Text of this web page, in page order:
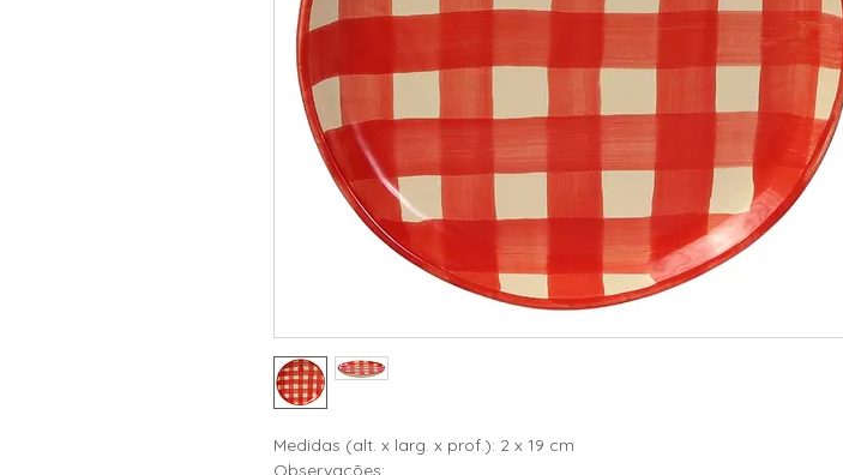
Medidas (alt. x larg. x prof.): 2 x 19 cm
Observações: